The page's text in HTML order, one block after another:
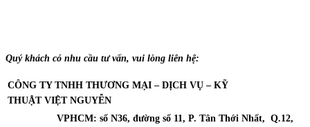
Quý khách có nhu cầu tư vấn, vui lòng liên hệ:
CÔNG TY TNHH THƯƠNG MẠI – DỊCH VỤ – KỸ
THUẬT VIỆT NGUYỄN
VPHCM: số N36, đường số 11, P. Tân Thới Nhất, Q.12,